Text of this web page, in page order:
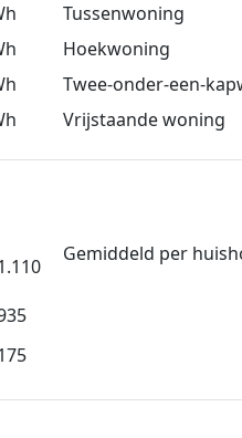
Tussenwoning
Hoekwoning
Twee-onder-een-
Vrijstaande woning
Gemiddeld per